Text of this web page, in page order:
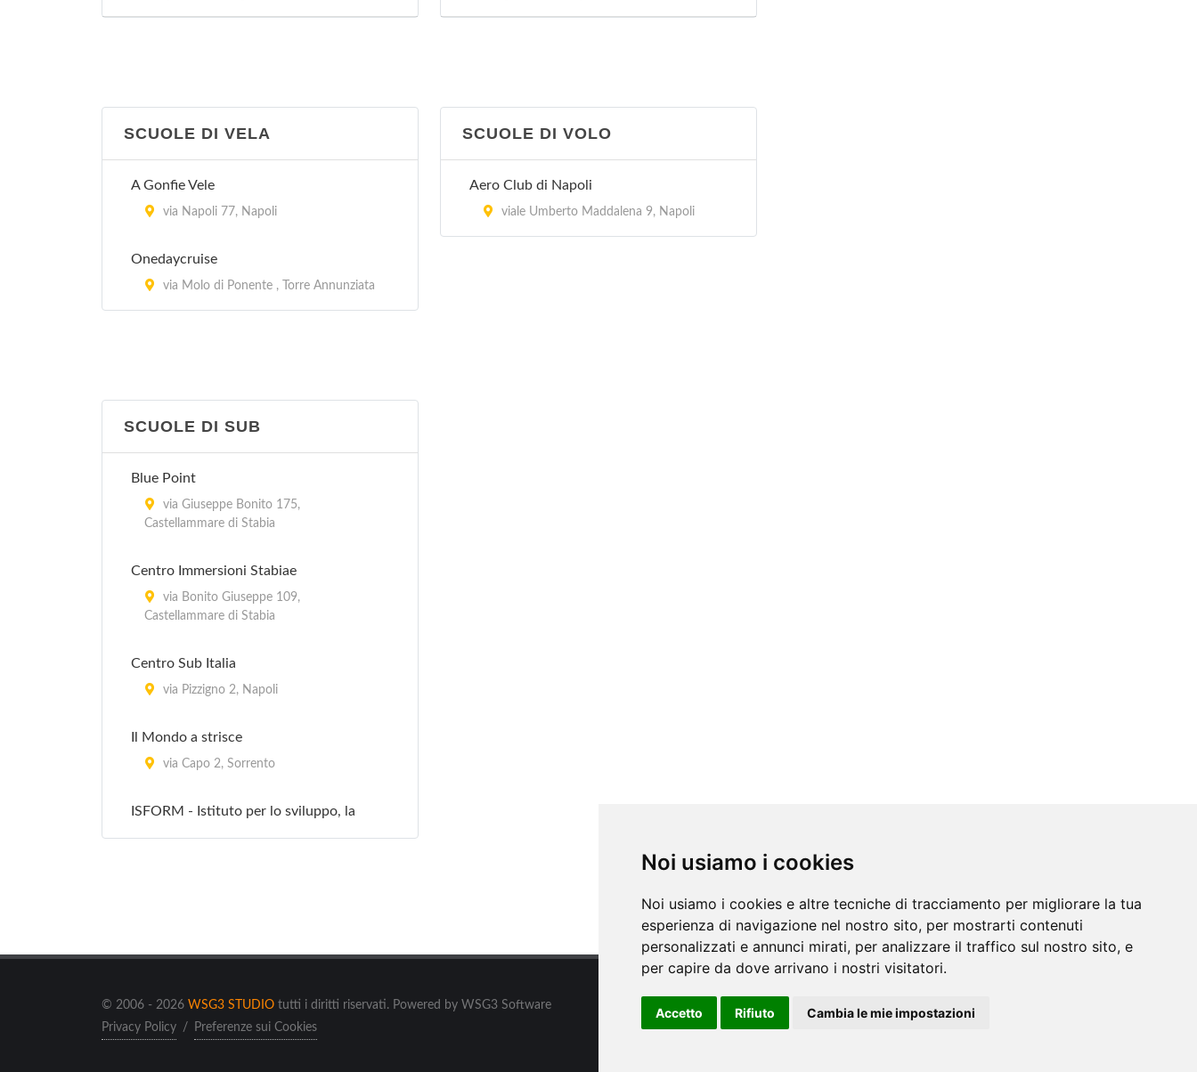
Noi usiamo i cookies
Noi usiamo i cookies e altre tecniche di tracciamento per migliorare la tua
esperienza di navigazione nel nostro sito, per mostrarti contenuti
personalizzati e annunci mirati, per analizzare il traffico sul nostro sito, e
per capire da dove arrivano i nostri visitatori.
Accetto Rifiuto Cambia le mie impostazioni
via Torrione San Martino 45, Napoli
Centro Minerva pro juventude
Champion Fitness Center
SCUOLE DI VELA
A Gonfie Vele
via Napoli 77, Napoli
Onedaycruise
via Molo di Ponente , Torre Annunziata
SCUOLE DI VOLO
Aero Club di Napoli
viale Umberto Maddalena 9, Napoli
SCUOLE DI SUB
Blue Point
via Giuseppe Bonito 175,
Castellammare di Stabia
Centro Immersioni Stabiae
via Bonito Giuseppe 109,
Castellammare di Stabia
Centro Sub Italia
via Pizzigno 2, Napoli
Il Mondo a strisce
via Capo 2, Sorrento
ISFORM - Istituto per lo sviluppo, la
Sea Point
© 2006 - 2026 WSG3 STUDIO tutti i diritti riservati. Powered by WSG3 Software
Privacy Policy / Preferenze sui Cookies
Informazioni /